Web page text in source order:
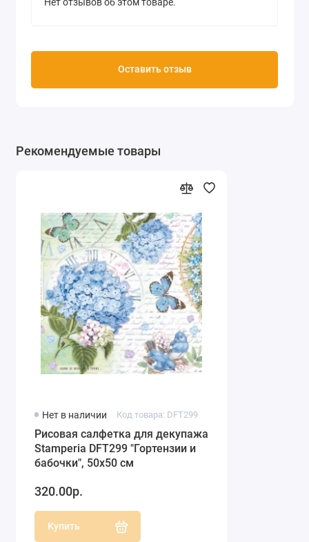
Нет отзывов об этом товаре.
Оставить отзыв
Рекомендуемые товары
Нет в наличии Код товара: DFT299
Рисовая салфетка для декупажа
Stamperia DFT299 "Гортензии и
бабочки", 50х50 см
320.00р.
Купить